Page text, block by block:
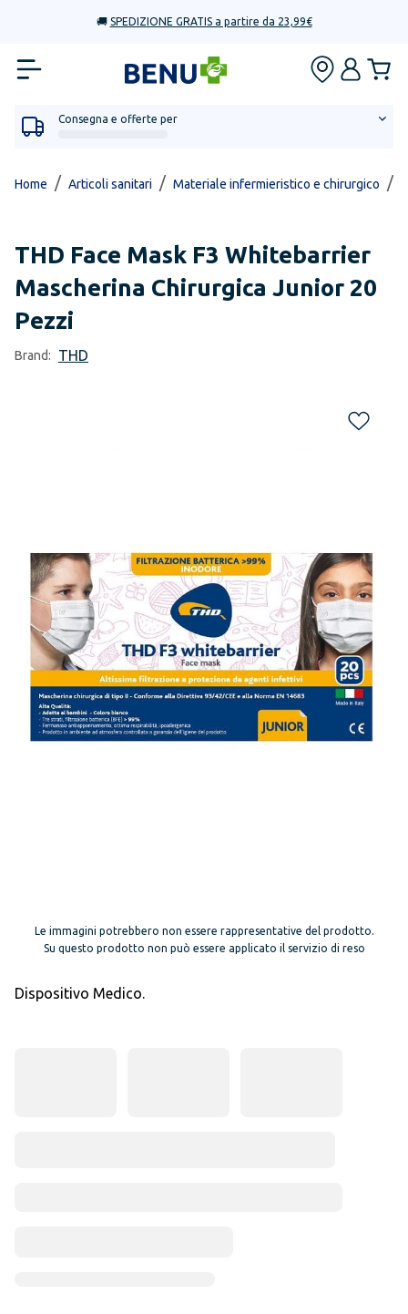
🚚 SPEDIZIONE GRATIS a partire da 23,99€
Consegna e offerte per
Home / Articoli sanitari / Materiale infermieristico e chirurgico /
THD Face Mask F3 Whitebarrier
Mascherina Chirurgica Junior 20
Pezzi
Brand: THD
Le immagini potrebbero non essere rappresentative del prodotto.
Su questo prodotto non può essere applicato il servizio di reso
Dispositivo Medico.